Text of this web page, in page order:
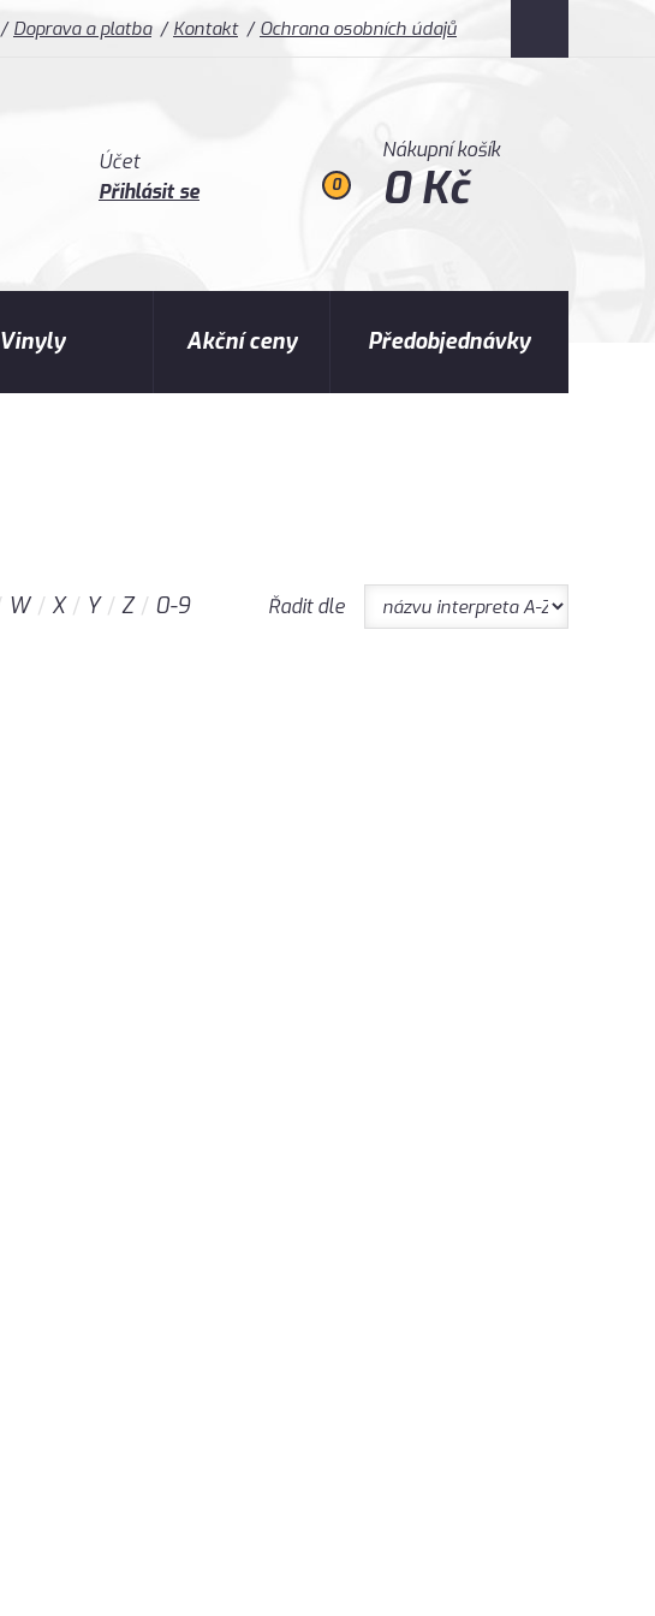
Doprava a platba Kontakt Ochrana osobních údajů
Účet
Přihlásit se
0
Nákupní košík
0 Kč
Vinyly Akční ceny Předobjednávky
W X Y Z 0-9 Řadit dle